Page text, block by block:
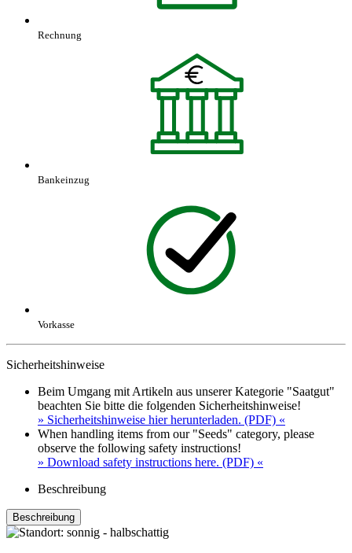
Rechnung
Bankeinzug
Vorkasse
Sicherheitshinweise
Beim Umgang mit Artikeln aus unserer Kategorie "Saatgut"
beachten Sie bitte die folgenden Sicherheitshinweise!
» Sicherheitshinweise hier herunterladen. (PDF) «
When handling items from our "Seeds" category, please
observe the following safety instructions!
» Download safety instructions here. (PDF) «
Beschreibung
Beschreibung